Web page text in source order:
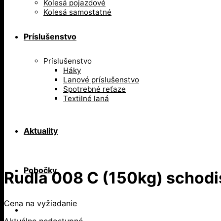
Kolesá pojazdové
Kolesá samostatné
Príslušenstvo
Príslušenstvo
Háky
Lanové príslušenstvo
Spotrebné reťaze
Textilné laná
Aktuality
Pobočky
Rudla 008 C (150kg)
Cena na vyžiadanie